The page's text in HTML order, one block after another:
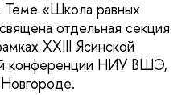
Теме «Школа равных
отдельная секция
XXIII Ясинской
конференции НИУ ВШЭ,